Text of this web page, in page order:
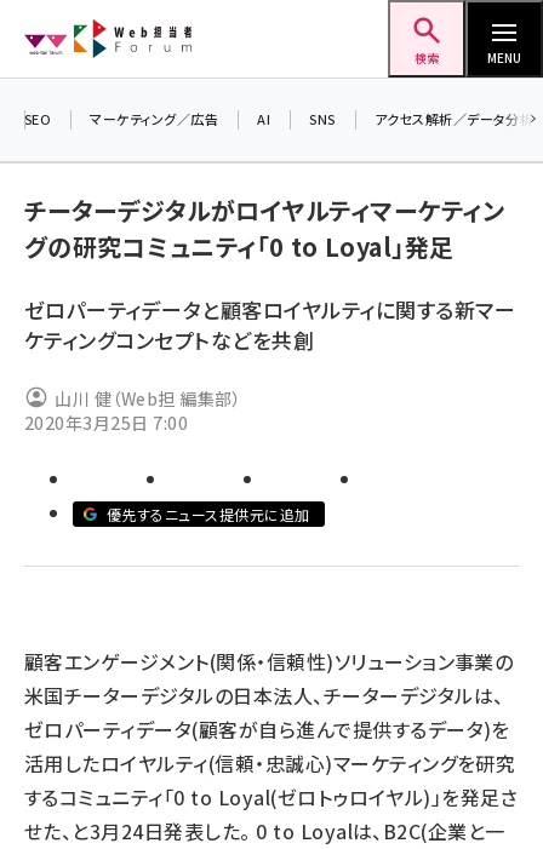
ン
検索 MENU
ai (2814)
note (2317)
z世代 (1623)
SEO マーケティング／広告 AI SNS アクセス解析／データ分析
チーターデジタルがロイヤルティマーケティン
グの研究コミュニティ「0 to Loyal」発足
ゼロパーティデータと顧客ロイヤルティに関する新マー
ケティングコンセプトなどを共創
山川 健（Web担 編集部）
2020年3月25日 7:00
優先するニュース提供元に追加
顧客エンゲージメント(関係・信頼性)ソリューション事業の
米国チーターデジタルの日本法人、チーターデジタルは、
ゼロパーティデータ(顧客が自ら進んで提供するデータ)を
活用したロイヤルティ(信頼・忠誠心)マーケティングを研究
するコミュニティ「0 to Loyal(ゼロトゥロイヤル)」を発足さ
せた、と3月24日発表した。 0 to Loyalは、B2C(企業と一
る